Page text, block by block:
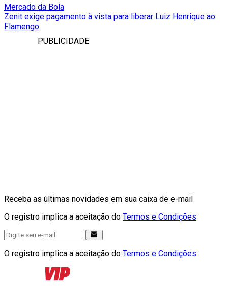
Mercado da Bola
Zenit exige pagamento à vista para liberar Luiz Henrique ao
Flamengo
PUBLICIDADE
Receba as últimas novidades em sua caixa de e-mail
O registro implica a aceitação do Termos e Condições
O registro implica a aceitação do Termos e Condições